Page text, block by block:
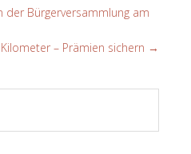
der Bürgerversammlung am
– Prämien sichern →